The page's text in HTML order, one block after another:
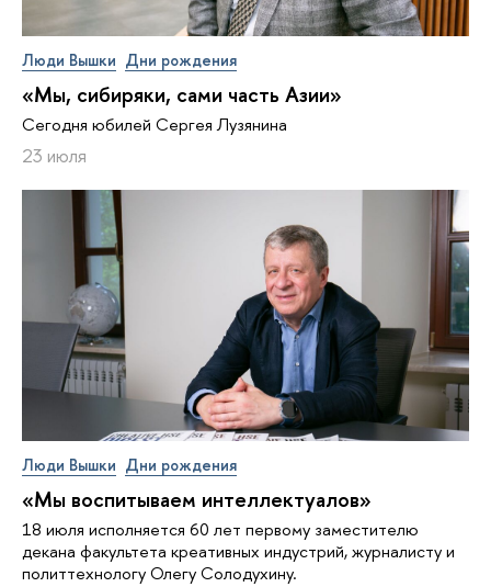
Люди Вышки Дни рождения
«Мы, сибиряки, сами часть Азии»
Сегодня юбилей Сергея Лузянина
23 июля
Люди Вышки Дни рождения
«Мы воспитываем интеллектуалов»
18 июля исполняется 60 лет первому заместителю
декана факультета креативных индустрий, журналисту и
политтехнологу Олегу Солодухину.